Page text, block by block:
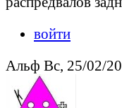
войти
Альф Вс, 25/02/